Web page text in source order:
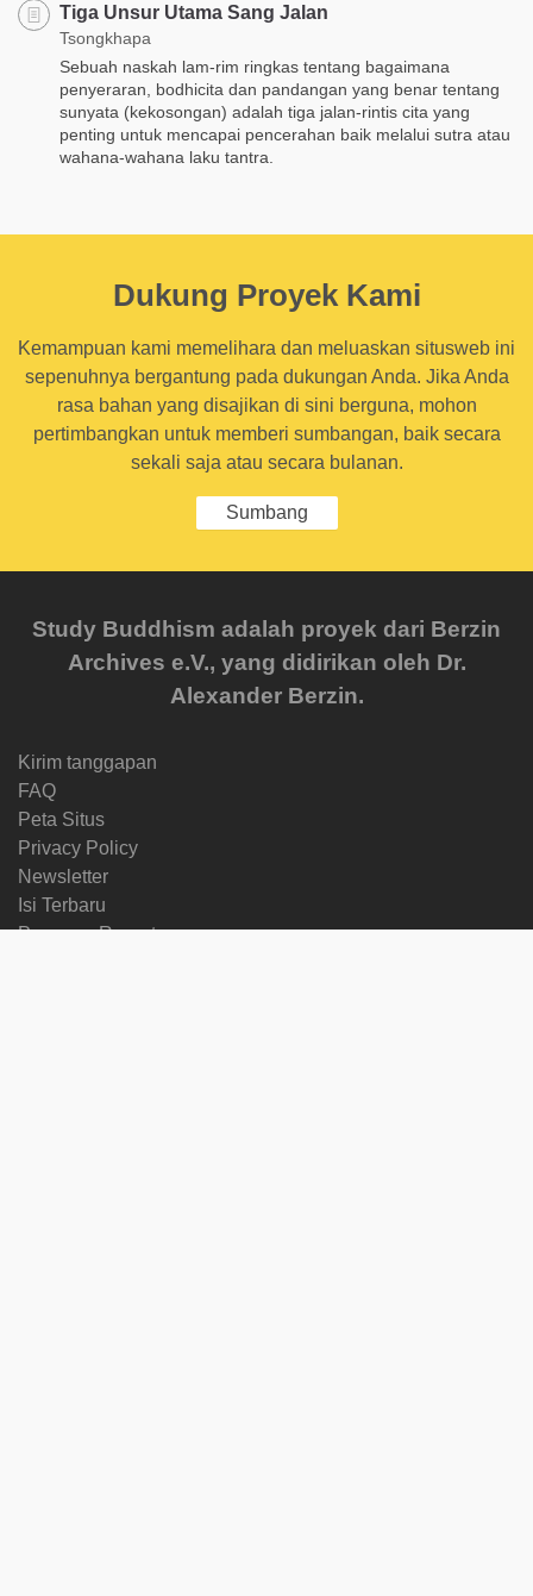
Tiga Unsur Utama Sang Jalan
Tsongkhapa
Sebuah naskah lam-rim ringkas tentang bagaimana
penyeraran, bodhicita dan pandangan yang benar tentang
sunyata (kekosongan) adalah tiga jalan-rintis cita yang
penting untuk mencapai pencerahan baik melalui sutra atau
wahana-wahana laku tantra.
Dukung Proyek Kami
Kemampuan kami memelihara dan meluaskan situsweb ini
sepenuhnya bergantung pada dukungan Anda. Jika Anda
rasa bahan yang disajikan di sini berguna, mohon
pertimbangkan untuk memberi sumbangan, baik secara
sekali saja atau secara bulanan.
Sumbang
Study Buddhism adalah proyek dari Berzin
Archives e.V., yang didirikan oleh Dr.
Alexander Berzin.
Kirim tanggapan
FAQ
Peta Situs
Privacy Policy
Newsletter
Isi Terbaru
Progress Reports